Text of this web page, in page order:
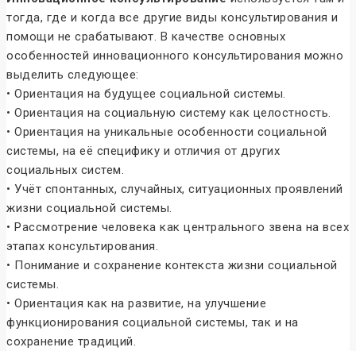
тогда, где и когда все другие виды консультирования и
помощи не срабатывают. В качестве основных
особенностей инновационного консультирования можно
выделить следующее:
• Ориентация на будущее социальной системы.
• Ориентация на социальную систему как целостность.
• Ориентация на уникальные особенности социальной
системы, на её специфику и отличия от других
социальных систем.
• Учёт спонтанных, случайных, ситуационных проявлений
жизни социальной системы.
• Рассмотрение человека как центрального звена на всех
этапах консультирования.
• Понимание и сохранение контекста жизни социальной
системы.
• Ориентация как на развитие, на улучшение
функционирования социальной системы, так и на
сохранение традиций.